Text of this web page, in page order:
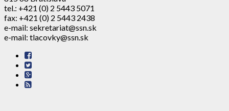
tel.: +421 (0) 2 5443 5071
fax: +421 (0) 2 5443 2438
e-mail: sekretariat@ssn.sk
e-mail: tlacovky@ssn.sk